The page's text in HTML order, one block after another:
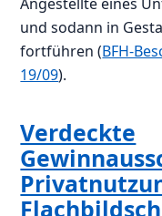
und sodann in
fortführen (BFH-
19/09).
Verdeckte